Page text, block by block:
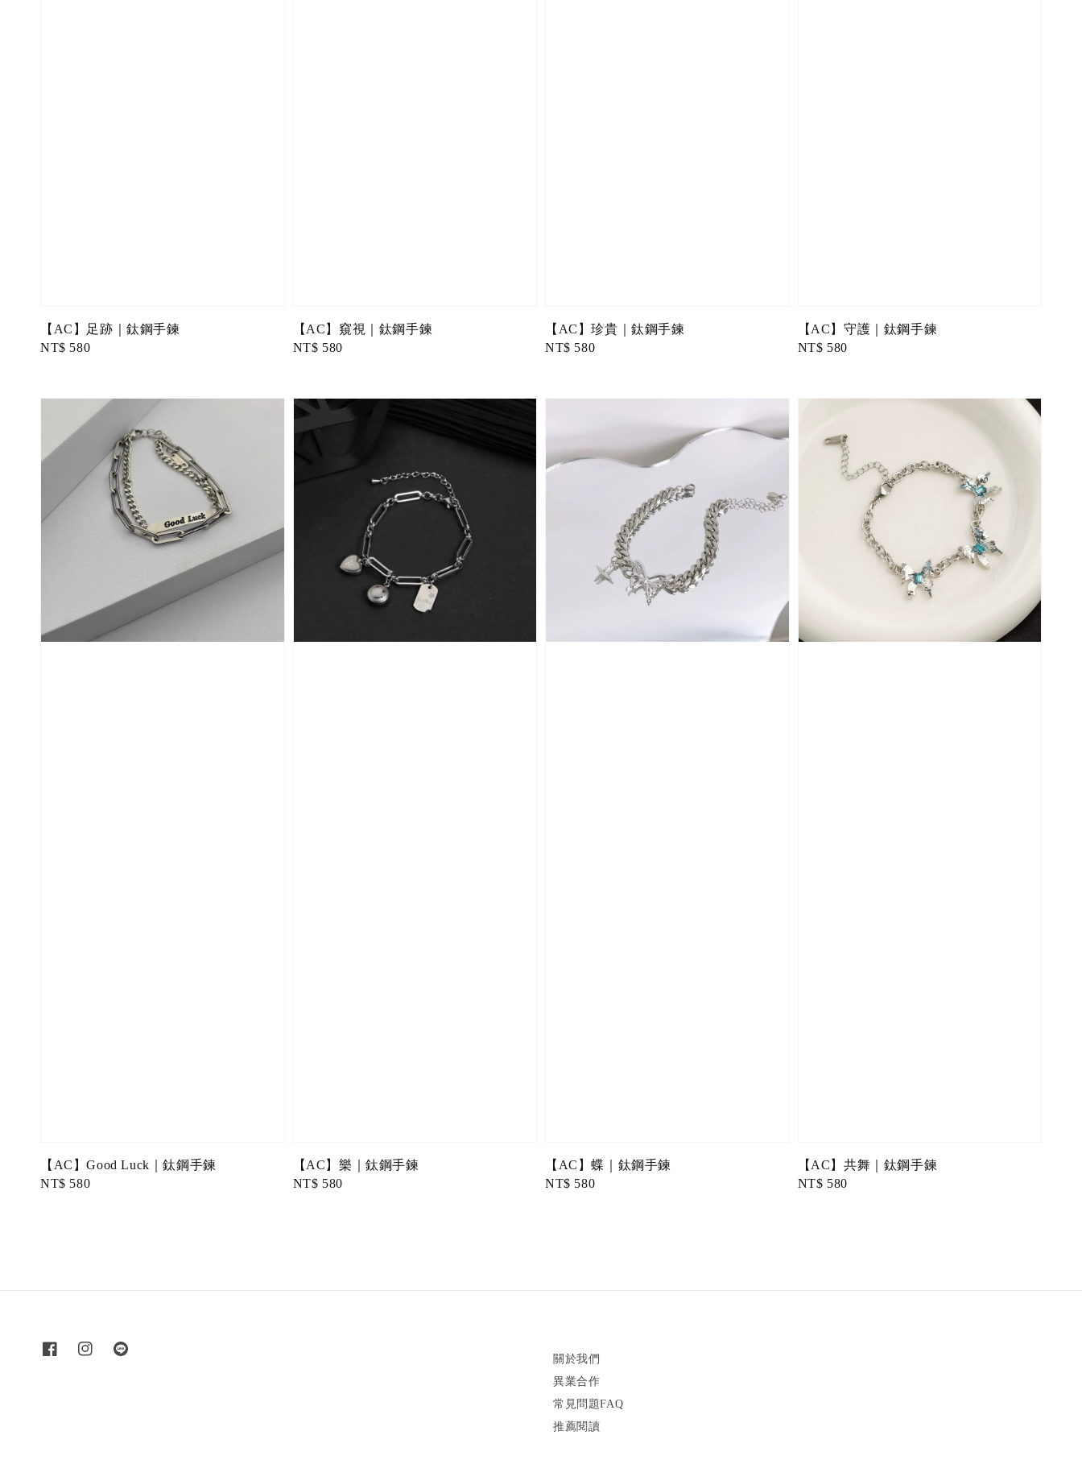
【AC】足跡｜鈦鋼手鍊
Regular
NT$ 580
【AC】窺視｜鈦鋼手鍊
Regular
NT$ 580
【AC】珍貴｜鈦鋼手鍊
Regular
NT$ 580
【AC】守護｜鈦鋼手鍊
Regular
NT$ 580
【AC】Good Luck｜鈦鋼手鍊
Regular
NT$ 580
【AC】樂｜鈦鋼手鍊
Regular
NT$ 580
【AC】蝶｜鈦鋼手鍊
Regular
NT$ 580
【AC】共舞｜鈦鋼手鍊
Regular
NT$ 580
關於我們
異業合作
常見問題FAQ
推薦閱讀